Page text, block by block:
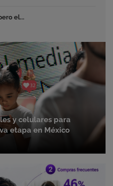
el...
y celulares para
etapa en México